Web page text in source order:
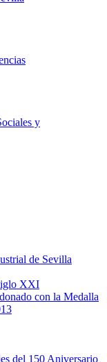
y
de Sevilla
XXI
con la Medalla
del 150 Aniversario